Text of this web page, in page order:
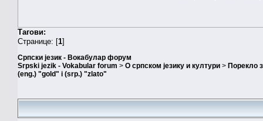
Тагови:
Странице: [1]
Српски језик - Вокабулар форум
Srpski jezik - Vokabular forum > О српском језику и култури > Порекло
(eng.) "gold" i (srp.) "zlato"